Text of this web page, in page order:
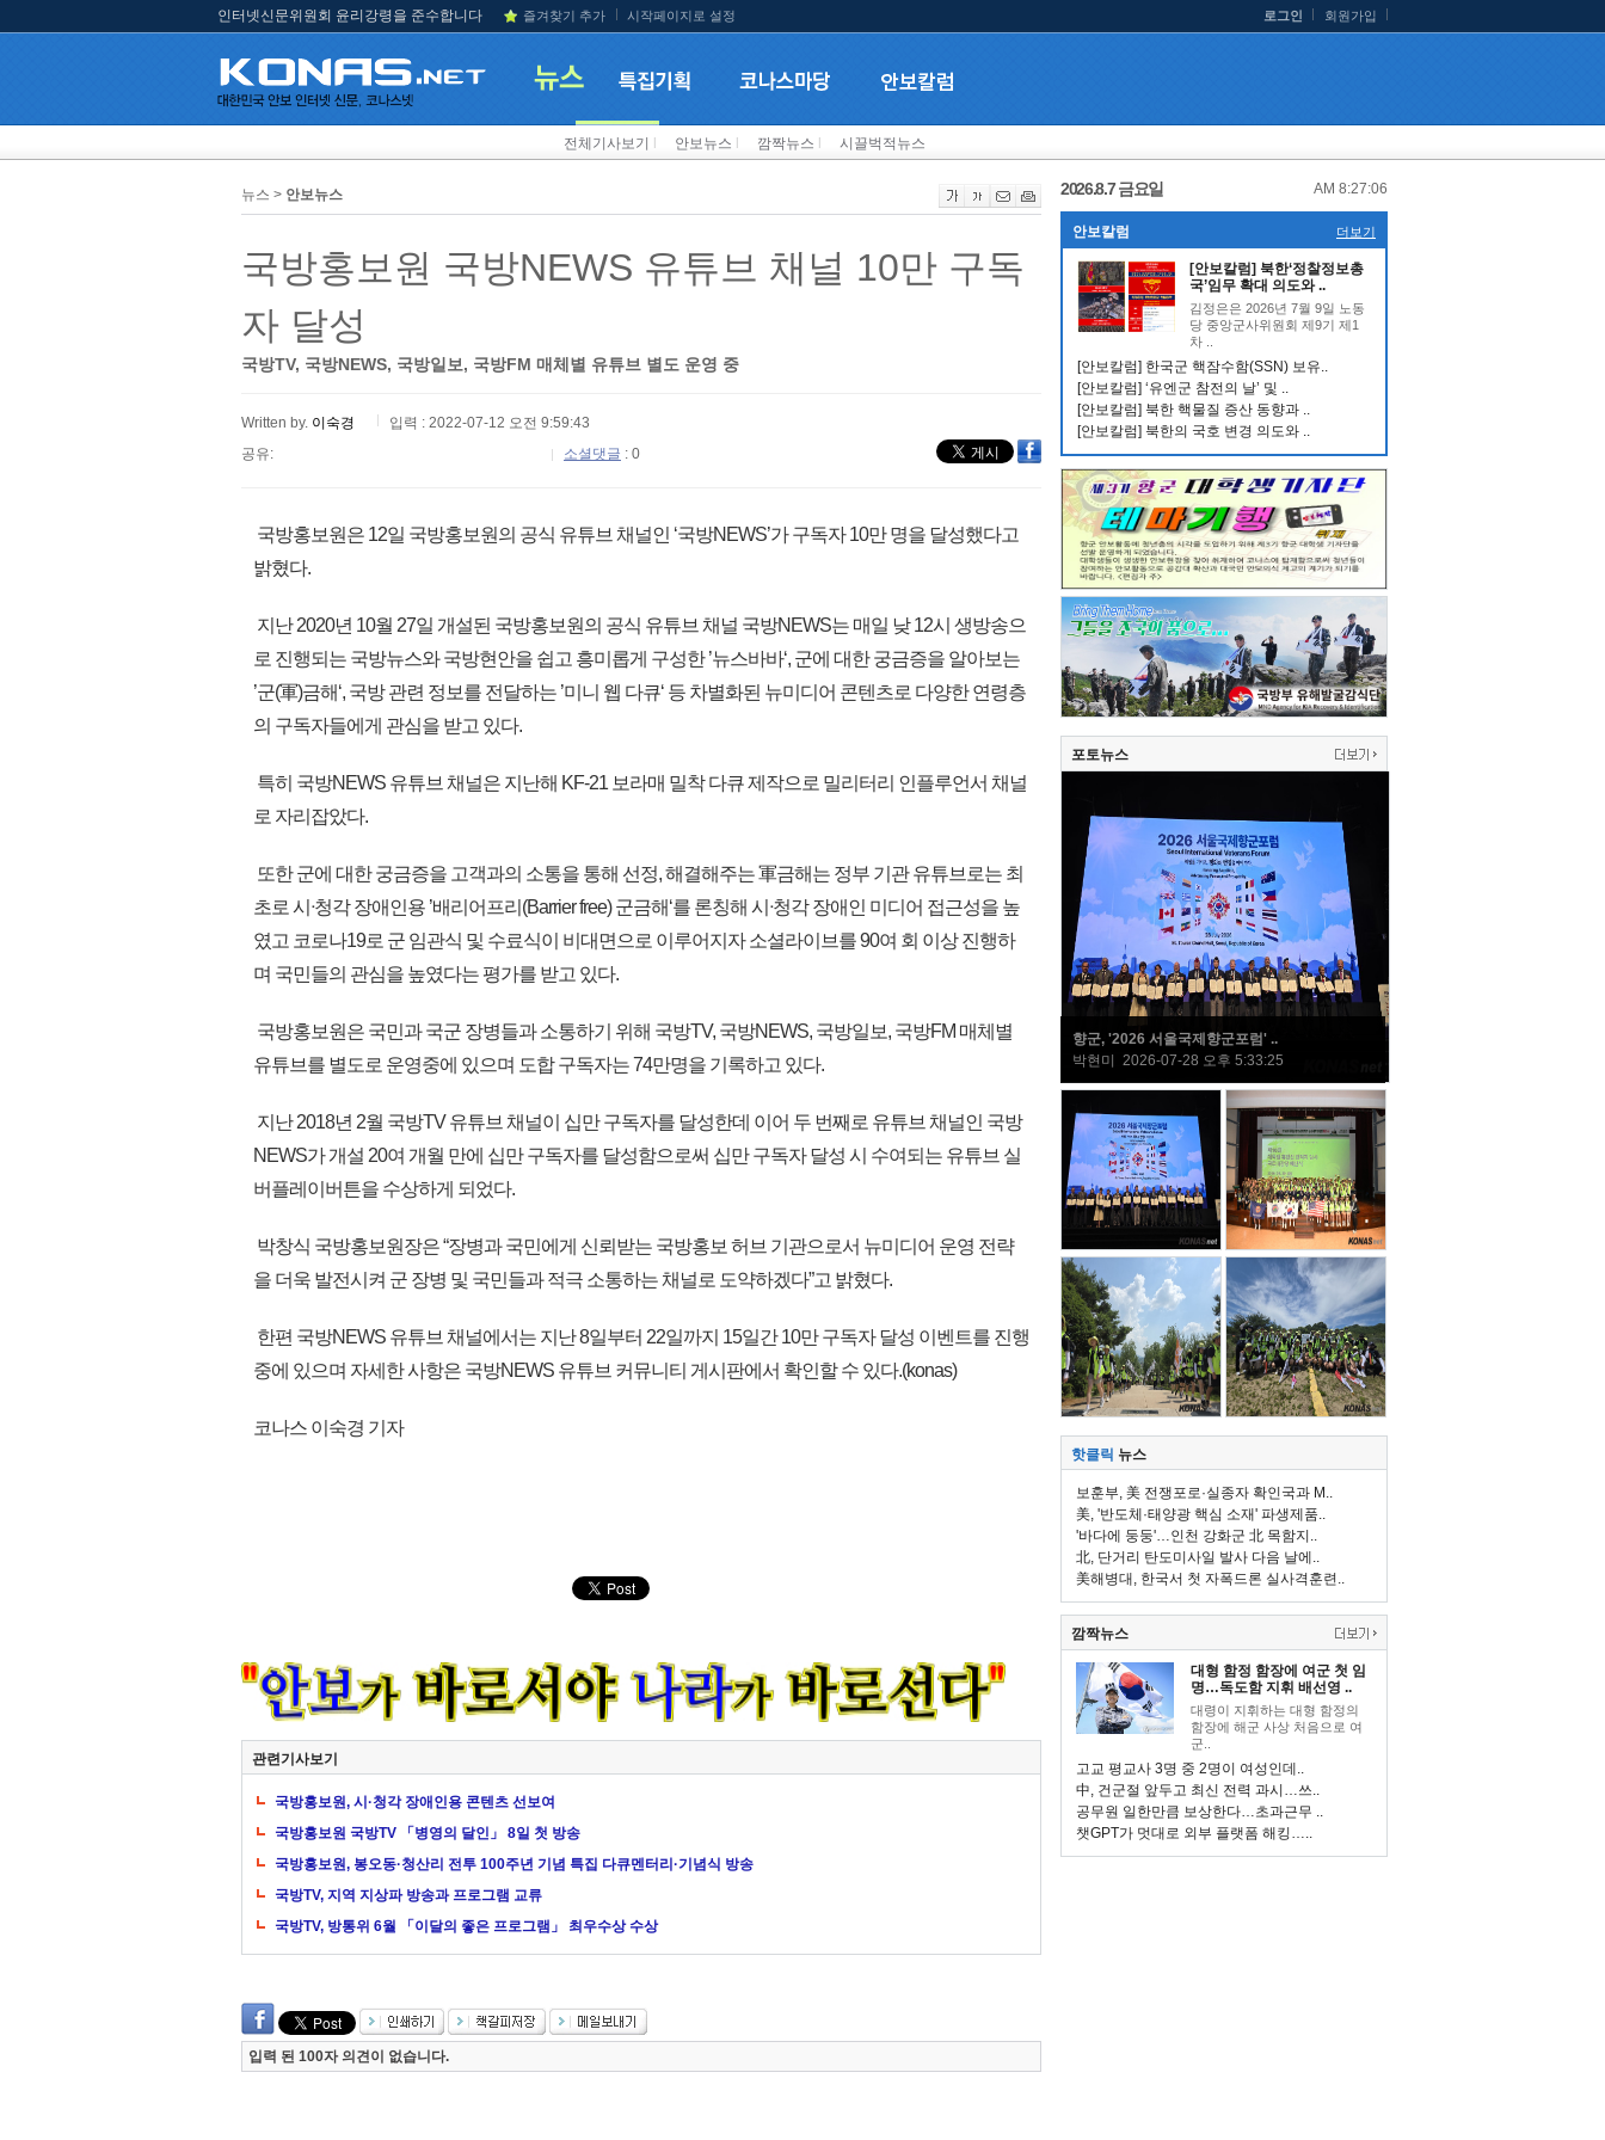
인터넷신문위원회 윤리강령을 준수합니다 즐겨찾기 추가 시작페이지로 설정 로그인 회원가입
전체기사보기 안보뉴스 깜짝뉴스 시끌벅적뉴스
뉴스 > 안보뉴스
국방홍보원 국방NEWS 유튜브 채널 10만 구독
자 달성
국방TV, 국방NEWS, 국방일보, 국방FM 매체별 유튜브 별도 운영 중
Written by. 이숙경
입력 : 2022-07-12 오전 9:59:43
공유:
소셜댓글 : 0
국방홍보원은 12일 국방홍보원의 공식 유튜브 채널인 ‘국방NEWS’가 구독자 10만 명을 달성했다고
밝혔다.
지난 2020년 10월 27일 개설된 국방홍보원의 공식 유튜브 채널 국방NEWS는 매일 낮 12시 생방송으
로 진행되는 국방뉴스와 국방현안을 쉽고 흥미롭게 구성한 ’뉴스바바‘, 군에 대한 궁금증을 알아보는
’군(軍)금해‘, 국방 관련 정보를 전달하는 ’미니 웹 다큐‘ 등 차별화된 뉴미디어 콘텐츠로 다양한 연령층
의 구독자들에게 관심을 받고 있다.
특히 국방NEWS 유튜브 채널은 지난해 KF-21 보라매 밀착 다큐 제작으로 밀리터리 인플루언서 채널
로 자리잡았다.
또한 군에 대한 궁금증을 고객과의 소통을 통해 선정, 해결해주는 軍금해는 정부 기관 유튜브로는 최
초로 시ᐧ청각 장애인용 ’배리어프리(Barrier free) 군금해‘를 론칭해 시ᐧ청각 장애인 미디어 접근성을 높
였고 코로나19로 군 임관식 및 수료식이 비대면으로 이루어지자 소셜라이브를 90여 회 이상 진행하
며 국민들의 관심을 높였다는 평가를 받고 있다.
국방홍보원은 국민과 국군 장병들과 소통하기 위해 국방TV, 국방NEWS, 국방일보, 국방FM 매체별
유튜브를 별도로 운영중에 있으며 도합 구독자는 74만명을 기록하고 있다.
지난 2018년 2월 국방TV 유튜브 채널이 십만 구독자를 달성한데 이어 두 번째로 유튜브 채널인 국방
NEWS가 개설 20여 개월 만에 십만 구독자를 달성함으로써 십만 구독자 달성 시 수여되는 유튜브 실
버플레이버튼을 수상하게 되었다.
박창식 국방홍보원장은 “장병과 국민에게 신뢰받는 국방홍보 허브 기관으로서 뉴미디어 운영 전략
을 더욱 발전시켜 군 장병 및 국민들과 적극 소통하는 채널로 도약하겠다”고 밝혔다.
한편 국방NEWS 유튜브 채널에서는 지난 8일부터 22일까지 15일간 10만 구독자 달성 이벤트를 진행
중에 있으며 자세한 사항은 국방NEWS 유튜브 커뮤니티 게시판에서 확인할 수 있다.(konas)
코나스 이숙경 기자
관련기사보기
국방홍보원, 시·청각 장애인용 콘텐츠 선보여
국방홍보원 국방TV 「병영의 달인」 8일 첫 방송
국방홍보원, 봉오동·청산리 전투 100주년 기념 특집 다큐멘터리·기념식 방송
국방TV, 지역 지상파 방송과 프로그램 교류
국방TV, 방통위 6월 「이달의 좋은 프로그램」 최우수상 수상
입력 된 100자 의견이 없습니다.
2026.8.7 금요일 AM 8:27:07
안보칼럼 더보기
[안보칼럼] 북한‘정찰정보총
국’임무 확대 의도와 ..
김정은은 2026년 7월 9일 노동
당 중앙군사위원회 제9기 제1
차 ..
[안보칼럼] 한국군 핵잠수함(SSN) 보유..
[안보칼럼] ‘유엔군 참전의 날’ 및 ..
[안보칼럼] 북한 핵물질 증산 동향과 ..
[안보칼럼] 북한의 국호 변경 의도와 ..
포토뉴스
향군, '2026 서울국제향군포럼' ..
박현미 2026-07-28 오후 5:33:25
핫클릭 뉴스
보훈부, 美 전쟁포로·실종자 확인국과 M..
美, '반도체·태양광 핵심 소재' 파생제품..
'바다에 둥둥'…인천 강화군 北 목함지..
北, 단거리 탄도미사일 발사 다음 날에..
美해병대, 한국서 첫 자폭드론 실사격훈련..
깜짝뉴스
대형 함정 함장에 여군 첫 임
명…독도함 지휘 배선영 ..
대령이 지휘하는 대형 함정의
함장에 해군 사상 처음으로 여
군..
고교 평교사 3명 중 2명이 여성인데..
中, 건군절 앞두고 최신 전력 과시…쓰..
공무원 일한만큼 보상한다…초과근무 ..
챗GPT가 멋대로 외부 플랫폼 해킹…..